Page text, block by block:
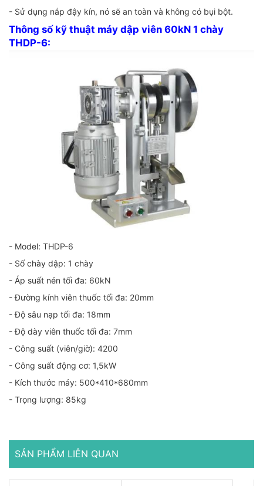
- Sử dụng nắp đậy kín, nó sẽ an toàn và không có bụi bột.
Thông số kỹ thuật máy dập viên 60kN 1 chày
THDP-6:
- Model: THDP-6
- Số chày dập: 1 chày
- Áp suất nén tối đa: 60kN
- Đường kính viên thuốc tối đa: 20mm
- Độ sâu nạp tối đa: 18mm
- Độ dày viên thuốc tối đa: 7mm
- Công suất (viên/giờ): 4200
- Công suất động cơ: 1,5kW
- Kích thước máy: 500*410*680mm
- Trọng lượng: 85kg
SẢN PHẨM LIÊN QUAN